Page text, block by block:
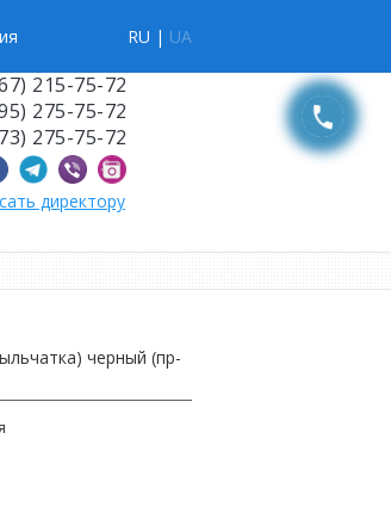
RU | UA
215-75-72
275-75-72
275-75-72
директору
черный (пр-